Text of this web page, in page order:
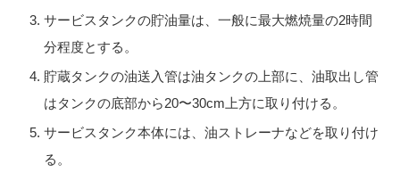
サービスタンクの貯油量は、一般に最大燃焼量の2時間
分程度とする。
貯蔵タンクの油送入管は油タンクの上部に、油取出し管
はタンクの底部から20〜30cm上方に取り付ける。
サービスタンク本体には、油ストレーナなどを取り付け
る。